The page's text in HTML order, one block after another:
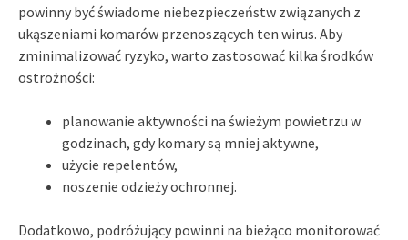
powinny być świadome niebezpieczeństw związanych z
ukąszeniami komarów przenoszących ten wirus. Aby
zminimalizować ryzyko, warto zastosować kilka środków
ostrożności:
planowanie aktywności na świeżym powietrzu w
godzinach, gdy komary są mniej aktywne,
użycie repelentów,
noszenie odzieży ochronnej.
Dodatkowo, podróżujący powinni na bieżąco monitorować